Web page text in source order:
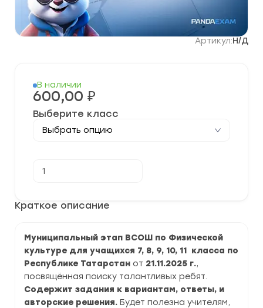
Артикул:Н/Д
Краткое описание
Муниципальный этап ВСОШ по Физической
культуре для учащихся 7, 8, 9, 10, 11 класса по
Республике Татарстан от 21.11.2025 г.,
посвящённая поиску талантливых ребят.
Содержит задания к вариантам, ответы, и
авторские решения. Будет полезна учителям,
В наличии
600,00 ₽
Выберите класс
товара
этап
ВСОШ
культуре
2025-
2026
г.
по
Республике
Татарстан